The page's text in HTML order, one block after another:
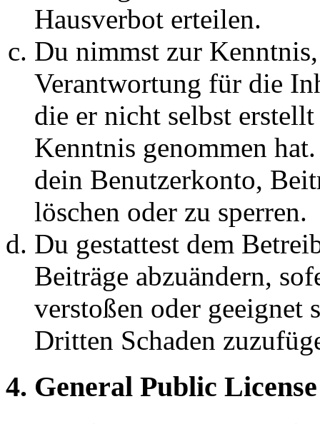
Hausverbot erteilen.
Du nimmst zur
Verantwortung für die
die er nicht selbst
Kenntnis genommen
dein Benutzerkonto,
löschen oder zu sperren.
Du gestattest dem
Beiträge abzuändern,
verstoßen oder geeignet
Dritten Schaden
4. General Public License